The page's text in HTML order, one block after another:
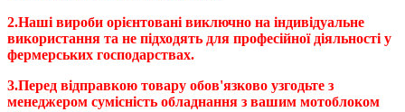
2.Наші вироби орієнтовані виключно на індивідуальне
використання та не підходять для професійної діяльності у
фермерських господарствах.
3.Перед відправкою товару обов'язково узгодьте з
менеджером сумісність обладнання з вашим мотоблоком